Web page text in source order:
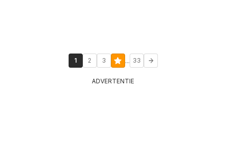
1 2 3 ... 33
ADVERTENTIE